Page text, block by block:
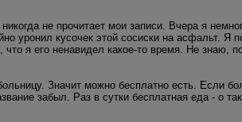
не прочитает мои записи. Вчера я
уронил кусочек этой сосиски на асфальт.
что я его ненавидел какое-то время. Не
Значит можно бесплатно есть. Если
забыл. Раз в сутки бесплатная еда - о